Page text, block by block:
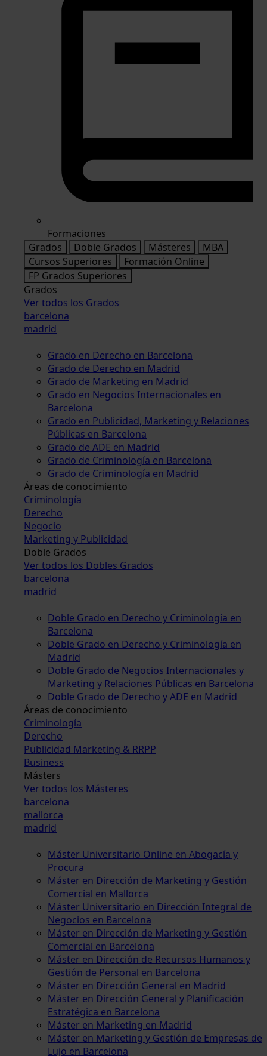
Formaciones
Grados
Doble Grados Másteres
MBA
Cursos Superiores
Formación Online
FP Grados Superiores
Grados
Ver todos los Grados
barcelona
madrid
Grado en Derecho en Barcelona
Grado de Derecho en Madrid
Grado de Marketing en Madrid
Grado en Negocios Internacionales en
Barcelona
Grado en Publicidad, Marketing y Relaciones
Públicas en Barcelona
Grado de ADE en Madrid
Grado de Criminología en Barcelona
Grado de Criminología en Madrid
Áreas de conocimiento
Criminología
Derecho
Negocio
Marketing y Publicidad
Doble Grados
Ver todos los Dobles Grados
barcelona
madrid
Doble Grado en Derecho y Criminología en
Barcelona
Doble Grado en Derecho y Criminología en
Madrid
Doble Grado de Negocios Internacionales y
Marketing y Relaciones Públicas en Barcelona
Doble Grado de Derecho y ADE en Madrid
Áreas de conocimiento
Criminología
Derecho
Publicidad Marketing & RRPP
Business
Másters
Ver todos los Másteres
barcelona
mallorca
madrid
Máster Universitario Online en Abogacía y
Procura
Máster en Dirección de Marketing y Gestión
Comercial en Mallorca
Máster Universitario en Dirección Integral de
Negocios en Barcelona
Máster en Dirección de Marketing y Gestión
Comercial en Barcelona
Máster en Dirección de Recursos Humanos y
Gestión de Personal en Barcelona
Máster en Dirección General en Madrid
Máster en Dirección General y Planificación
Estratégica en Barcelona
Máster en Marketing en Madrid
Máster en Marketing y Gestión de Empresas de
Lujo en Barcelona